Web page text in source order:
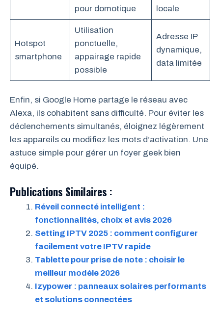
pour domotique locale
Hotspot
smartphone
Utilisation
ponctuelle,
appairage rapide
possible
Adresse IP
dynamique,
data limitée
Enfin, si Google Home partage le réseau avec
Alexa, ils cohabitent sans difficulté. Pour éviter les
déclenchements simultanés, éloignez légèrement
les appareils ou modifiez les mots d’activation. Une
astuce simple pour gérer un foyer geek bien
équipé.
Publications Similaires :
Réveil connecté intelligent :
fonctionnalités, choix et avis 2026
Setting IPTV 2025 : comment configurer
facilement votre IPTV rapide
Tablette pour prise de note : choisir le
meilleur modèle 2026
Izypower : panneaux solaires performants
et solutions connectées